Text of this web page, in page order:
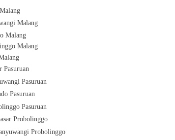
Malang
Malang
Malang
Malang
Pasuruan
Pasuruan
Pasuruan
Pasuruan
Probolinggo
Probolinggo